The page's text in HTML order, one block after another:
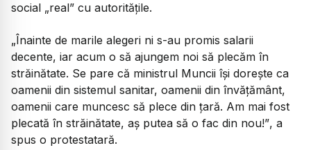
social „real” cu autoritățile.
„Înainte de marile alegeri ni s-au promis salarii
decente, iar acum o să ajungem noi să plecăm în
străinătate. Se pare că ministrul Muncii își dorește ca
oamenii din sistemul sanitar, oamenii din învățământ,
oamenii care muncesc să plece din țară. Am mai fost
plecată în străinătate, aș putea să o fac din nou!”, a
spus o protestatară.